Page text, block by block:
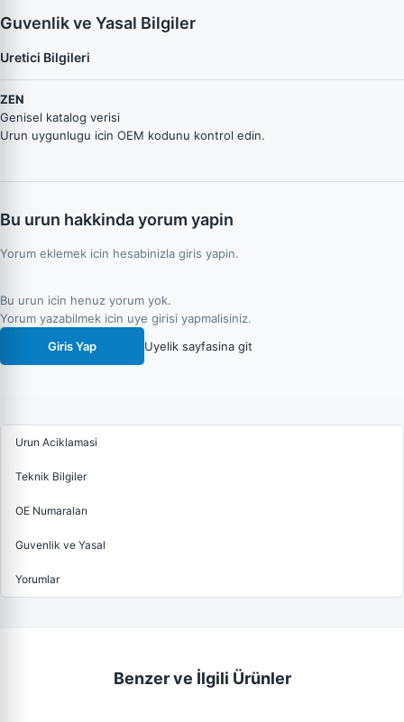
Guvenlik ve Yasal Bilgiler
Uretici Bilgileri
ZEN
Genisel katalog verisi
Urun uygunlugu icin OEM kodunu kontrol edin.
Bu urun hakkinda yorum yapin
Yorum eklemek icin hesabinizla giris yapin.
Bu urun icin henuz yorum yok.
Yorum yazabilmek icin uye girisi yapmalisiniz.
Giris Yap
Uyelik sayfasina git
Urun Aciklamasi
Teknik Bilgiler
OE Numaraları
Guvenlik ve Yasal
Yorumlar
Benzer ve İlgili Ürünler